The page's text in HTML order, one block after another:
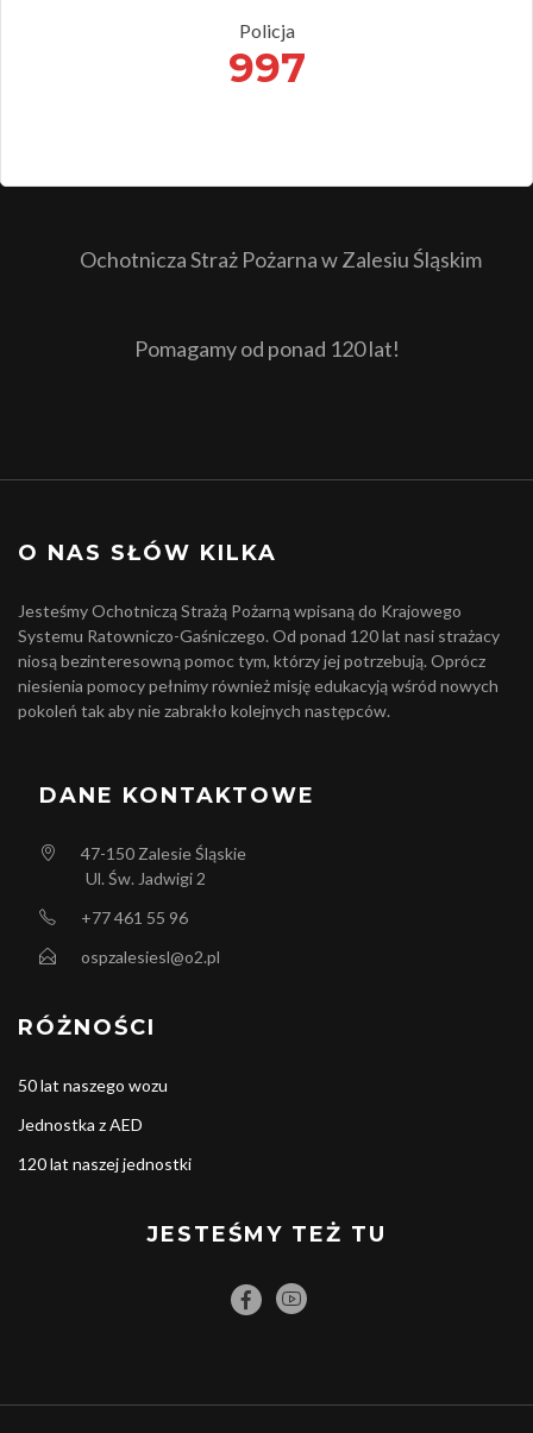
Policja
997
Ochotnicza Straż Pożarna w Zalesiu Śląskim
Pomagamy od ponad 120 lat!
O NAS SŁÓW KILKA
Jesteśmy Ochotniczą Strażą Pożarną wpisaną do Krajowego
Systemu Ratowniczo-Gaśniczego. Od ponad 120 lat nasi strażacy
niosą bezinteresowną pomoc tym, którzy jej potrzebują. Oprócz
niesienia pomocy pełnimy również misję edukacyją wśród nowych
pokoleń tak aby nie zabrakło kolejnych następców.
DANE KONTAKTOWE
47-150 Zalesie Śląskie
Ul. Św. Jadwigi 2
+77 461 55 96
ospzalesiesl@o2.pl
RÓŻNOŚCI
50 lat naszego wozu
Jednostka z AED
120 lat naszej jednostki
JESTEŚMY TEŻ TU